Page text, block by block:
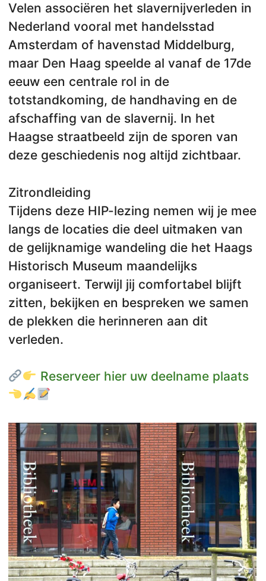
Velen associëren het slavernijverleden in
Nederland vooral met handelsstad
Amsterdam of havenstad Middelburg,
maar Den Haag speelde al vanaf de 17de
eeuw een centrale rol in de
totstandkoming, de handhaving en de
afschaffing van de slavernij. In het
Haagse straatbeeld zijn de sporen van
deze geschiedenis nog altijd zichtbaar.
Zitrondleiding
Tijdens deze HIP-lezing nemen wij je mee
langs de locaties die deel uitmaken van
de gelijknamige wandeling die het Haags
Historisch Museum maandelijks
organiseert. Terwijl jij comfortabel blijft
zitten, bekijken en bespreken we samen
de plekken die herinneren aan dit
verleden.
Reserveer hier uw deelname plaats